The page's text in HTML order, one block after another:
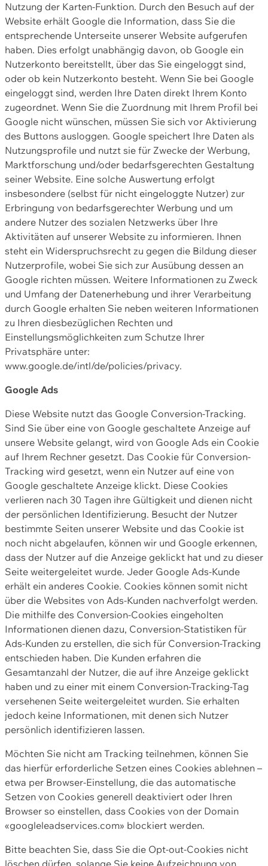
Nutzung der Karten-Funktion. Durch den Besuch auf der
Website erhält Google die Information, dass Sie die
entsprechende Unterseite unserer Website aufgerufen
haben. Dies erfolgt unabhängig davon, ob Google ein
Nutzerkonto bereitstellt, über das Sie eingeloggt sind,
oder ob kein Nutzerkonto besteht. Wenn Sie bei Google
eingeloggt sind, werden Ihre Daten direkt Ihrem Konto
zugeordnet. Wenn Sie die Zuordnung mit Ihrem Profil bei
Google nicht wünschen, müssen Sie sich vor Aktivierung
des Buttons ausloggen. Google speichert Ihre Daten als
Nutzungsprofile und nutzt sie für Zwecke der Werbung,
Marktforschung und/oder bedarfsgerechten Gestaltung
seiner Website. Eine solche Auswertung erfolgt
insbesondere (selbst für nicht eingeloggte Nutzer) zur
Erbringung von bedarfsgerechter Werbung und um
andere Nutzer des sozialen Netzwerks über Ihre
Aktivitäten auf unserer Website zu informieren. Ihnen
steht ein Widerspruchsrecht zu gegen die Bildung dieser
Nutzerprofile, wobei Sie sich zur Ausübung dessen an
Google richten müssen. Weitere Informationen zu Zweck
und Umfang der Datenerhebung und ihrer Verarbeitung
durch Google erhalten Sie neben weiteren Informationen
zu Ihren diesbezüglichen Rechten und
Einstellungsmöglichkeiten zum Schutze Ihrer
Privatsphäre unter:
www.google.de/intl/de/policies/privacy.
Google Ads
Diese Website nutzt das Google Conversion-Tracking.
Sind Sie über eine von Google geschaltete Anzeige auf
unsere Website gelangt, wird von Google Ads ein Cookie
auf Ihrem Rechner gesetzt. Das Cookie für Conversion-
Tracking wird gesetzt, wenn ein Nutzer auf eine von
Google geschaltete Anzeige klickt. Diese Cookies
verlieren nach 30 Tagen ihre Gültigkeit und dienen nicht
der persönlichen Identifizierung. Besucht der Nutzer
bestimmte Seiten unserer Website und das Cookie ist
noch nicht abgelaufen, können wir und Google erkennen,
dass der Nutzer auf die Anzeige geklickt hat und zu dieser
Seite weitergeleitet wurde. Jeder Google Ads-Kunde
erhält ein anderes Cookie. Cookies können somit nicht
über die Websites von Ads-Kunden nachverfolgt werden.
Die mithilfe des Conversion-Cookies eingeholten
Informationen dienen dazu, Conversion-Statistiken für
Ads-Kunden zu erstellen, die sich für Conversion-Tracking
entschieden haben. Die Kunden erfahren die
Gesamtanzahl der Nutzer, die auf ihre Anzeige geklickt
haben und zu einer mit einem Conversion-Tracking-Tag
versehenen Seite weitergeleitet wurden. Sie erhalten
jedoch keine Informationen, mit denen sich Nutzer
persönlich identifizieren lassen.
Möchten Sie nicht am Tracking teilnehmen, können Sie
das hierfür erforderliche Setzen eines Cookies ablehnen –
etwa per Browser-Einstellung, die das automatische
Setzen von Cookies generell deaktiviert oder Ihren
Browser so einstellen, dass Cookies von der Domain
«googleleadservices.com» blockiert werden.
Bitte beachten Sie, dass Sie die Opt-out-Cookies nicht